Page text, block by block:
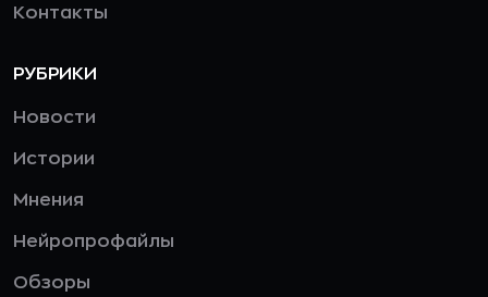
Контакты
РУБРИКИ
Новости
Истории
Мнения
Нейропрофайлы
Обзоры